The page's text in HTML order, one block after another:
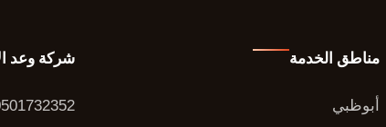
مناطق الخدمة
أبوظبي
شركة وعد